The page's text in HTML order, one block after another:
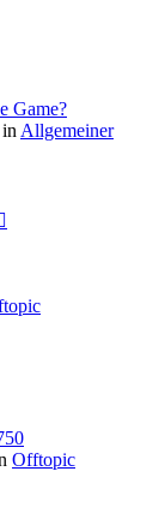
Game?
Allgemeiner
Offtopic